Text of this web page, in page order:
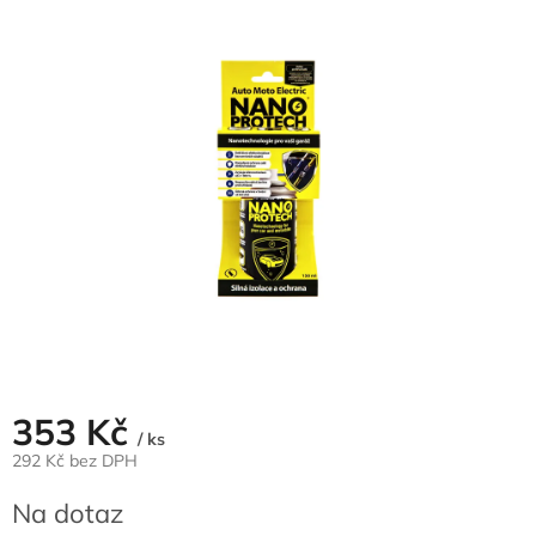
353 Kč / ks
292 Kč bez DPH
cena:
Na dotaz